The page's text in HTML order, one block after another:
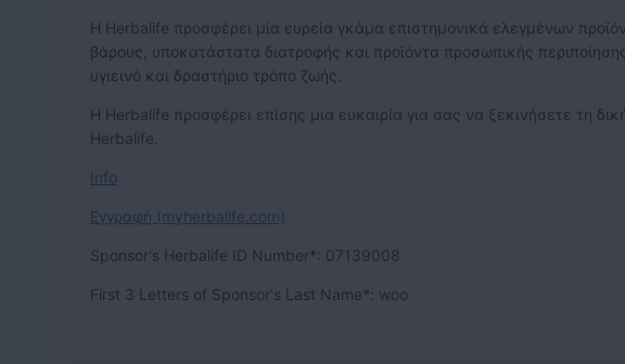
Η Herbalife προσφέρει μία ευρεία γκάμα επιστημονικά ελεγμένων
βάρους, υποκατάστατα διατροφής και προϊόντα προσωπικής
υγιεινό και δραστήριο τρόπο ζωής.
Η Herbalife προσφέρει επίσης μια ευκαιρία για σας να ξεκινήσετε τη
Herbalife.
Info
Εγγραφή (myherbalife.com)
Sponsor's Herbalife ID Number*: 07139008
First 3 Letters of Sponsor's Last Name*: woo